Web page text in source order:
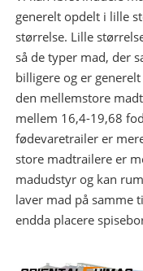
generelt opdelt i lille
størrelse. Lille
så de typer mad, der
billigere og er
den mellemstore
mellem 16,4-19,68
fødevaretrailer er
store madtrailere er
madudstyr og kan
laver mad på samme
endda placere